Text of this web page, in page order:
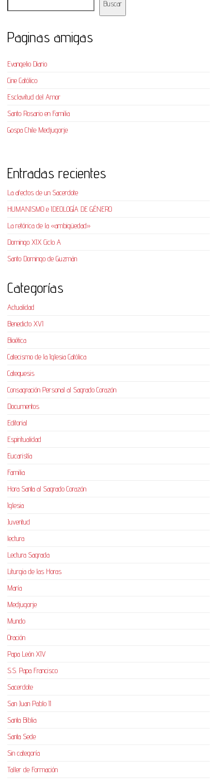
Buscar
Paginas amigas
Evangelio Diario
Cine Católico
Esclavitud del Amor
Santo Rosario en Familia
Gospa Chile Medjugorje
Entradas recientes
La afectos de un Sacerdote
HUMANISMO e IDEOLOGÍA DE GÉNERO
La retórica de la «ambigüedad»
Domingo XIX Ciclo A
Santo Domingo de Guzmán
Categorías
Actualidad
Benedicto XVI
Bioética
Catecismo de la Iglesia Católica
Catequesis
Consagración Personal al Sagrado Corazón
Documentos
Editorial
Espiritualidad
Eucaristía
Familia
Hora Santa al Sagrado Corazón
Iglesia
Juventud
lectura
Lectura Sagrada
Liturgia de las Horas
María
Medjugorje
Mundo
Oración
Papa León XIV
S.S. Papa Francisco
Sacerdote
San Juan Pablo II
Santa Biblia
Santa Sede
Sin categoría
Taller de Formación